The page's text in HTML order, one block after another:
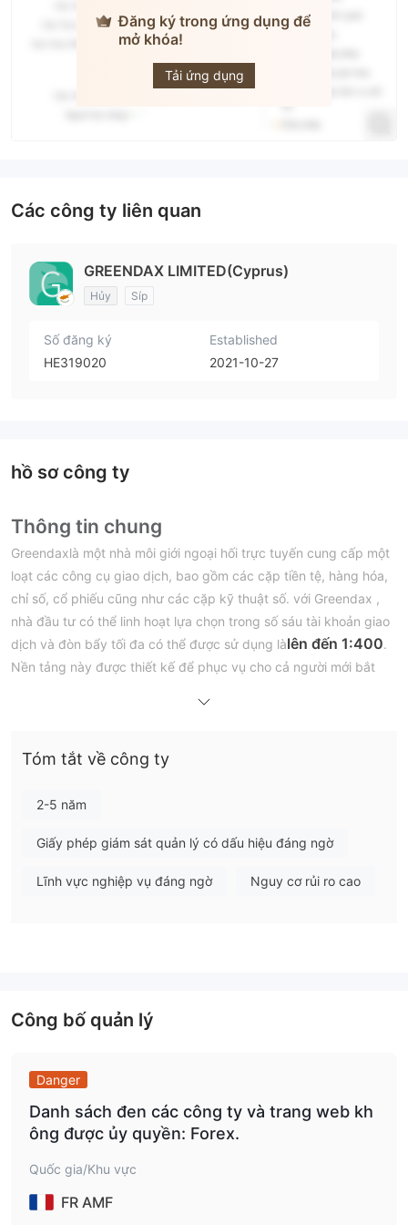
Đăng ký trong ứng dụng để
mở khóa!
Tải ứng dụng
Các công ty liên quan
GREENDAX LIMITED(Cyprus)
Hủy Síp
Số đăng ký
HE319020
Established
2021-10-27
hồ sơ công ty
Thông tin chung
Greendaxlà một nhà môi giới ngoại hối trực tuyến cung cấp một
loạt các công cụ giao dịch, bao gồm các cặp tiền tệ, hàng hóa,
chỉ số, cổ phiếu cũng như các cặp kỹ thuật số. với Greendax ,
nhà đầu tư có thể linh hoạt lựa chọn trong số sáu tài khoản giao
dịch và đòn bẩy tối đa có thể được sử dụng làlên đến 1:400.
Nền tảng này được thiết kế để phục vụ cho cả người mới bắt
web, cũng như ứng dụng Android được tối ưu hóa cho thiết bị
cấp các công cụ biểu đồ vượt trội với các biểu đồ có thể tùy
hơn 1200 nội dung.
trong khi Greendax cung cấp một nền tảng giao dịch mạnh mẽ
tảng và sự giám sát theo quy định, vì nó hoạt động trong khu
vực tài phán không có sự giám sát của cơ quan quản lý.
các nhà giao dịch khác nhau, mỗi loại có các tính năng riêng và
khoản vip, nhà giao dịch có thể chọn loại tài khoản phù hợp với
mục tiêu giao dịch và mức đầu tư của họ.
Nền tảng này cung cấp khả năng tiếp cận thị trường trực tiếp
với nhiều loại công cụ, bao gồm cổ phiếu, tiền tệ, hàng hóa, chỉ
số và tiền tệ kỹ thuật số. Các nhà giao dịch có thể hưởng lợi từ
Tóm tắt về công ty
2-5 năm
Giấy phép giám sát quản lý có dấu hiệu đáng ngờ
Lĩnh vực nghiệp vụ đáng ngờ Nguy cơ rủi ro cao
Công bố quản lý
Danger
Danh sách đen các công ty và trang web kh
ông được ủy quyền: Forex.
Quốc gia/Khu vực
FR AMF